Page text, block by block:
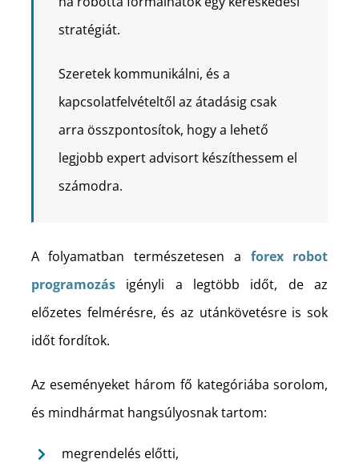
stratégiát.
Szeretek kommunikálni, és a
kapcsolatfelvételtől az átadásig csak
arra összpontosítok, hogy a lehető
legjobb expert advisort készíthessem el
számodra.
A folyamatban természetesen a forex robot
programozásigényli a legtöbb időt, de az
előzetes felmérésre, és az utánkövetésre is sok
időt fordítok.
Az eseményeket három fő kategóriába sorolom,
és mindhármat hangsúlyosnak tartom:
megrendelés előtti,